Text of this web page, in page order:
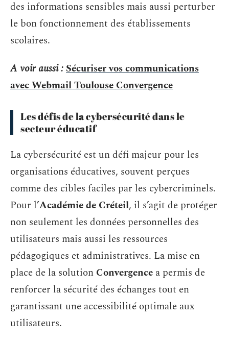
des informations sensibles mais aussi perturber
le bon fonctionnement des établissements
scolaires.
A voir aussi :Sécuriser vos communications
avec Webmail Toulouse Convergence
Les défis de la cybersécurité dans le
secteur éducatif
La cybersécurité est un défi majeur pour les
organisations éducatives, souvent perçues
comme des cibles faciles par les cybercriminels.
Pour l’Académie de Créteil, il s’agit de protéger
non seulement les données personnelles des
utilisateurs mais aussi les ressources
pédagogiques et administratives. La mise en
place de la solution Convergence a permis de
renforcer la sécurité des échanges tout en
garantissant une accessibilité optimale aux
utilisateurs.